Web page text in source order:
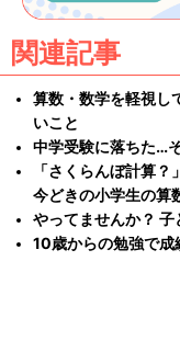
関連記事
算数・数学を軽視し
いこと
中学受験に落ちた…
「さくらんぼ計算
今どきの小学生の算
やってませんか？ 子
10歳からの勉強で成